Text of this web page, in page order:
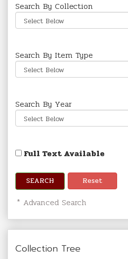
Search By Collection
Search By Item Type
Search By Year
Full Text Available
SEARCH Reset
* Advanced Search
Collection Tree